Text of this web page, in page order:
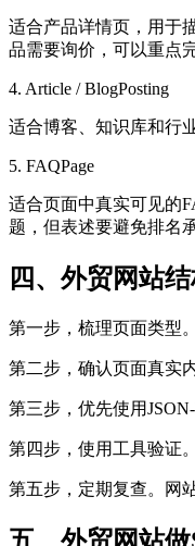
适合产品详情页，用于
品需要询价，可以重点
4. Article / BlogPosting
适合博客、知识库和行
5. FAQPage
适合页面中真实可见的
题，但表述要避免排名承
四、外贸网站
第一步，梳理页面类型
第二步，确认页面真实
第三步，优先使用
第四步，使用工具验证
第五步，定期复查。网